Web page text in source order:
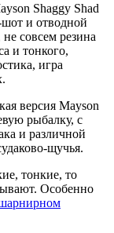
Shaggy Shad
шот и отводной
совсем резина
и тонкого,
игра
версия Mayson
рыбалку, с
и различной
щучья.
тонкие, то
Особенно